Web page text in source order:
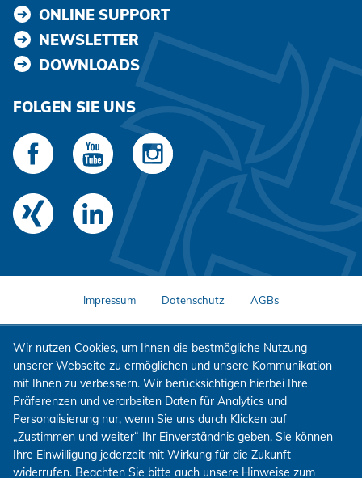
ONLINE SUPPORT
NEWSLETTER
DOWNLOADS
FOLGEN SIE UNS
Impressum Datenschutz AGBs
Wir nutzen Cookies, um Ihnen die bestmögliche Nutzung
unserer Webseite zu ermöglichen und unsere Kommunikation
mit Ihnen zu verbessern. Wir berücksichtigen hierbei Ihre
Präferenzen und verarbeiten Daten für Analytics und
Personalisierung nur, wenn Sie uns durch Klicken auf
„Zustimmen und weiter“ Ihr Einverständnis geben. Sie können
Ihre Einwilligung jederzeit mit Wirkung für die Zukunft
widerrufen. Beachten Sie bitte auch unsere Hinweise zum